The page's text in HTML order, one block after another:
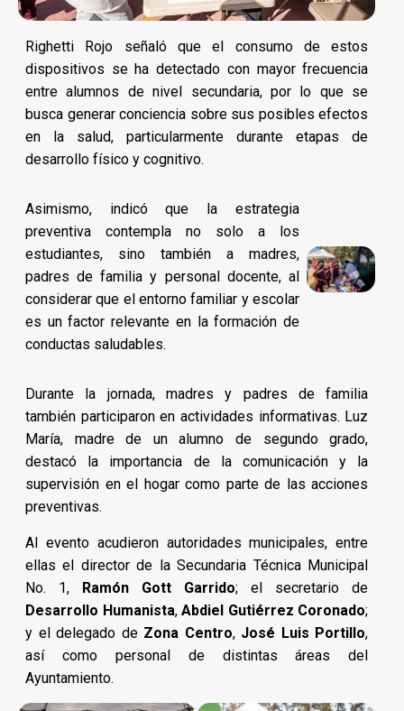
Righetti Rojo señaló que el consumo de estos
dispositivos se ha detectado con mayor frecuencia
entre alumnos de nivel secundaria, por lo que se
busca generar conciencia sobre sus posibles efectos
en la salud, particularmente durante etapas de
desarrollo físico y cognitivo.
Asimismo, indicó que la estrategia
preventiva contempla no solo a los
estudiantes, sino también a madres,
padres de familia y personal docente, al
considerar que el entorno familiar y escolar
es un factor relevante en la formación de
conductas saludables.
Durante la jornada, madres y padres de familia
también participaron en actividades informativas. Luz
María, madre de un alumno de segundo grado,
destacó la importancia de la comunicación y la
supervisión en el hogar como parte de las acciones
preventivas.
Al evento acudieron autoridades municipales, entre
ellas el director de la Secundaria Técnica Municipal
No. 1, Ramón Gott Garrido; el secretario de
Desarrollo Humanista,Abdiel Gutiérrez Coronado;
y el delegado de Zona Centro, José Luis Portillo,
así como personal de distintas áreas del
Ayuntamiento.